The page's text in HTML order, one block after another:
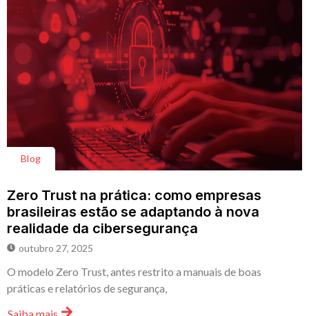
Blog
Zero Trust na prática: como empresas
brasileiras estão se adaptando à nova
realidade da cibersegurança
outubro 27, 2025
O modelo Zero Trust, antes restrito a manuais de boas
práticas e relatórios de segurança,